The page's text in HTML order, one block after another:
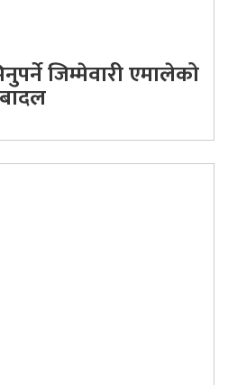
जिम्मेवारी एमालेको